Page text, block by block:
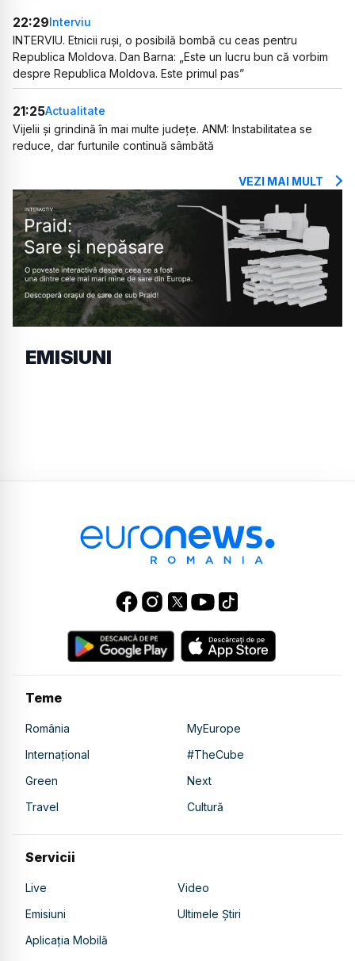
22:29Interviu
INTERVIU. Etnicii ruși, o posibilă bombă cu ceas pentru
Republica Moldova. Dan Barna: „Este un lucru bun că vorbim
despre Republica Moldova. Este primul pas”
21:25Actualitate
Vijelii și grindină în mai multe județe. ANM: Instabilitatea se
reduce, dar furtunile continuă sâmbătă
VEZI MAI MULT
EMISIUNI
Teme
România
MyEurope
Internațional
#TheCube
Green
Next
Travel
Cultură
Servicii
Live
Video
Emisiuni
Ultimele Știri
Aplicația Mobilă